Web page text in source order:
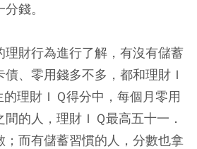
錢。
理財行為進行了解，有沒有儲蓄
、零用錢多不多，都和理財Ｉ
的理財ＩＱ得分中，每個月零用
的人，理財ＩＱ最高五十一．
；而有儲蓄習慣的人，分數也拿